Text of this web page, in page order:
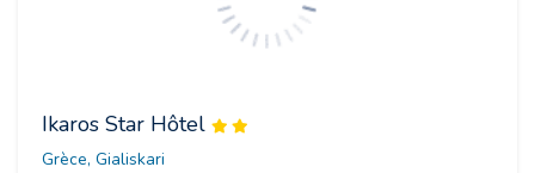
Ikaros Star Hôtel
Grèce, Gialiskari